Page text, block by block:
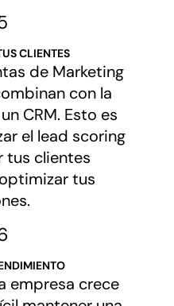
CLIENTES
de Marketing
con la
CRM. Esto es
el lead scoring
tus clientes
tus
empresa crece